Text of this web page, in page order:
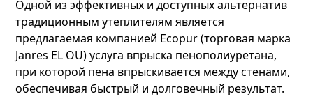
Одной из эффективных и доступных альтернатив
традиционным утеплителям является
предлагаемая компанией Ecopur (торговая марка
Janres EL OÜ) услуга впрыска пенополиуретана,
при которой пена впрыскивается между стенами,
обеспечивая быстрый и долговечный результат.